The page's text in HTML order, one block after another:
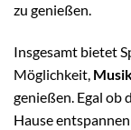
zu genießen.
Insgesamt bietet
Möglichkeit,
genießen. Egal ob
Hause